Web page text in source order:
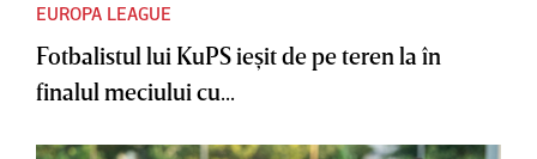
EUROPA LEAGUE
Fotbalistul lui KuPS ieşit de pe teren la în
finalul meciului cu...